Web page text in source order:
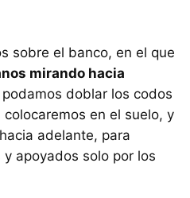
sobre el banco, en el que
mirando hacia
doblar los codos
en el suelo, y
adelante, para
apoyados solo por los